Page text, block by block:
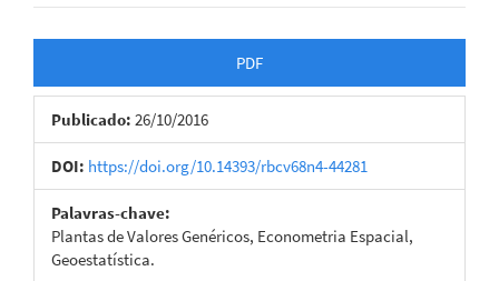
lateral
de
artigos
PDF
Publicado: 26/10/2016
DOI: https://doi.org/10.14393/rbcv68n4-44281
Palavras-chave:
Plantas de Valores Genéricos, Econometria Espacial,
Geoestatística.